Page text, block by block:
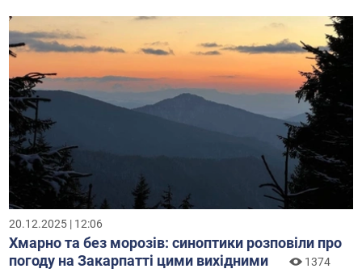
20.12.2025 | 12:06
Хмарно та без морозів: синоптики розповіли про
погоду на Закарпатті цими вихідними
1374